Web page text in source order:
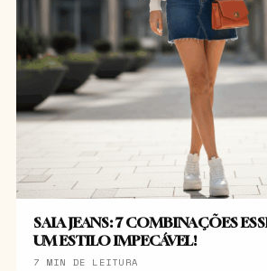
SAIA JEANS: 7 COMBINAÇÕES
UM ESTILO IMPECÁVEL!
7 MIN DE LEITURA